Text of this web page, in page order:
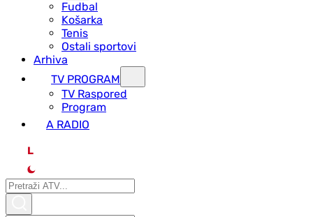
Fudbal
Košarka
Tenis
Ostali sportovi
Arhiva
TV PROGRAM
ТV Raspored
Program
A RADIO
L